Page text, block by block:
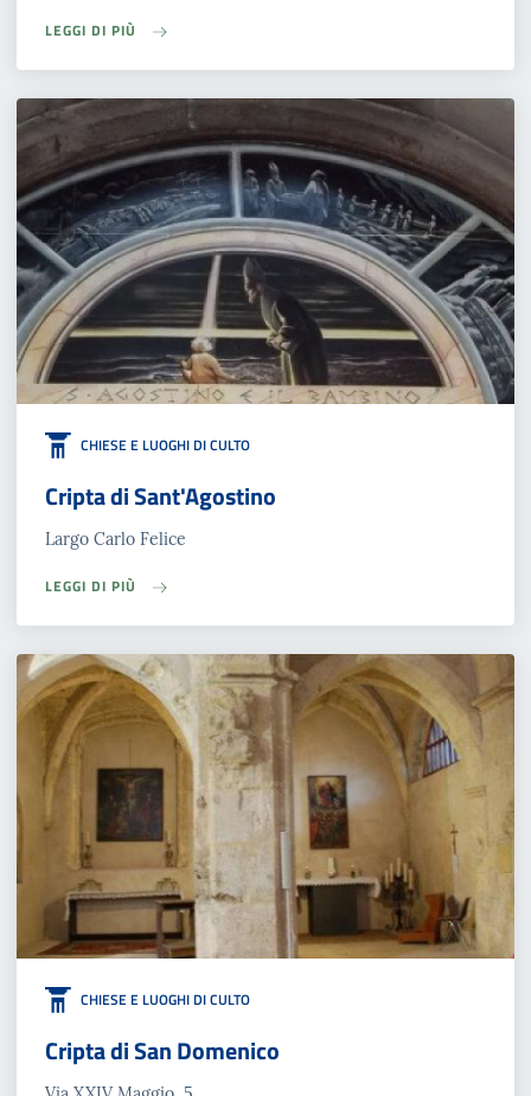
LEGGI DI PIÙ
CHIESE E LUOGHI DI CULTO
Cripta di Sant'Agostino
Largo Carlo Felice
LEGGI DI PIÙ
CHIESE E LUOGHI DI CULTO
Cripta di San Domenico